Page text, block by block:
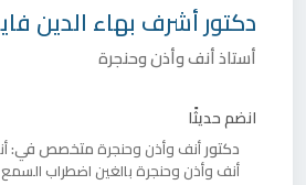
دكتورأشرف بهاء الدين
أستاذ أنف وأذن وحنجرة
انضم حديثًا
دكتورأنف وأذن وحنجرةمتخصص في:
أنف وأذن وحنجرة بالغين اضطراب السمع